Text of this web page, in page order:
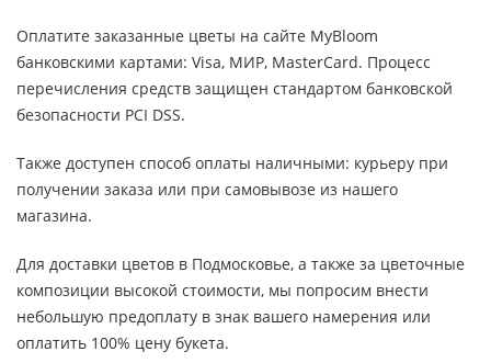
Оплатите заказанные цветы на сайте MyBloom
банковскими картами: Visa, МИР, MasterCard. Процесс
перечисления средств защищен стандартом банковской
безопасности PCI DSS.
Также доступен способ оплаты наличными: курьеру при
получении заказа или при самовывозе из нашего
магазина.
Для доставки цветов в Подмосковье, а также за цветочные
композиции высокой стоимости, мы попросим внести
небольшую предоплату в знак вашего намерения или
оплатить 100% цену букета.